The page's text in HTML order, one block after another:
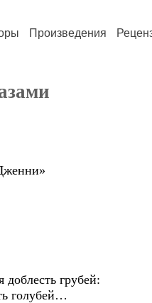
Произведения
грубей:
голубей…